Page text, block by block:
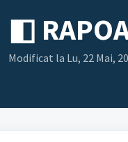
◧
Modificat la Lu, 22 Mai,